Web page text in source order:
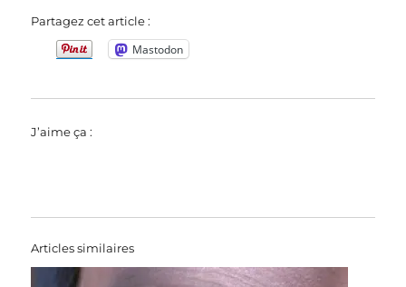
Partagez cet article :
Mastodon
J’aime ça :
Articles similaires